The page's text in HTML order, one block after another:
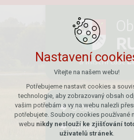
a místní část
O Obci
Aktuality
Nastavení
Vítejte na našem webu!
Potřebujeme nastavit cookies a
technologie, aby zobrazovaný obsah
vašim potřebám a vy na webu nalezli
potřebujete. Soubory cookies používané
webu nikdy neslouží ke zjišťování
uživatelů stránek.